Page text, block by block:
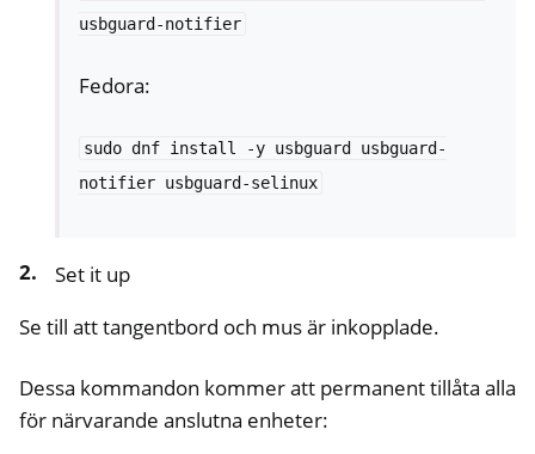
navigation of Nitrokey Passkey
navigation of Nitrokey Pro 2
navigation of Nitrokey Storage 2
usbguard-notifier
Fedora:
sudo dnf install -y usbguard
usbguard-
notifier usbguard-selinux
Set it up
Se till att tangentbord och mus är inkopplade.
Dessa kommandon kommer att permanent tillåta alla
för närvarande anslutna enheter: